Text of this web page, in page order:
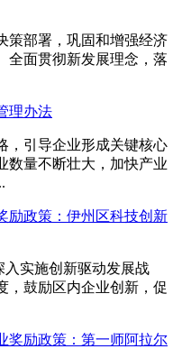
策部署，巩固和增强经济
全面贯彻新发展理念，落
理办法
，引导企业形成关键核心
数量不断壮大，加快产业
励政策：伊州区科技创新
实施创新驱动发展战
，鼓励区内企业创新，促
奖励政策：第一师阿拉尔